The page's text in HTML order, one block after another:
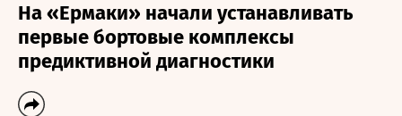
На «Ермаки» начали устанавливать
первые бортовые комплексы
предиктивной диагностики